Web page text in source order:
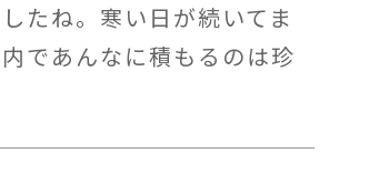
たね。寒い日が続いてま
であんなに積もるのは珍